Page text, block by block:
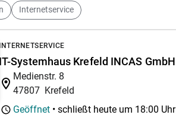
Internetservice
IT-Systemhaus Krefeld INCAS GmbH
Medienstr. 8
47807 Krefeld
Geöffnet • schließt heute um 18:00 Uhr